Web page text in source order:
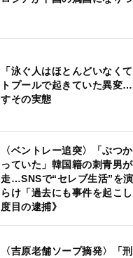
「泳ぐ人はほとんどいなく
トプールで起きていた異変
すその実態
〈ベントレー追突〉「ぶつ
っていた」韓国籍の刺青男
走…SNSで“セレブ生活”を
らけ「過去にも事件を起こ
度目の逮捕》
〈吉原老舗ソープ摘発〉「